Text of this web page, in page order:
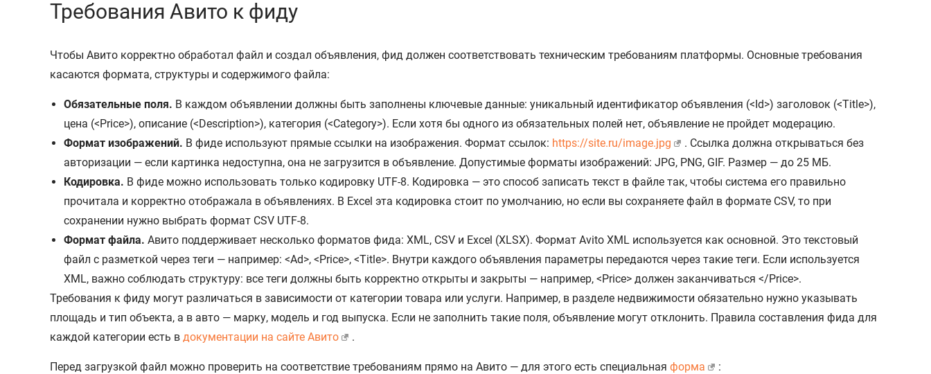
Требования Авито к фиду
Чтобы Авито корректно обработал файл и создал объявления, фид должен соответствовать техническим требованиям платформы. Основные требования
касаются формата, структуры и содержимого файла:
Обязательные поля. В каждом объявлении должны быть заполнены ключевые данные: уникальный идентификатор объявления (<Id>) заголовок (<Title>),
цена (<Price>), описание (<Description>), категория (<Category>). Если хотя бы одного из обязательных полей нет, объявление не пройдет модерацию.
Формат изображений. В фиде используют прямые ссылки на изображения. Формат ссылок: https://site.ru/image.jpg
. Ссылка должна открываться без
авторизации — если картинка недоступна, она не загрузится в объявление. Допустимые форматы изображений: JPG, PNG, GIF. Размер — до 25 МБ.
Кодировка. В фиде можно использовать только кодировку UTF-8. Кодировка — это способ записать текст в файле так, чтобы система его правильно
прочитала и корректно отображала в объявлениях. В Excel эта кодировка стоит по умолчанию, но если вы сохраняете файл в формате CSV, то при
сохранении нужно выбрать формат CSV UTF-8.
Формат файла. Авито поддерживает несколько форматов фида: XML, CSV и Excel (XLSX). Формат Avito XML используется как основной. Это текстовый
файл с разметкой через теги — например: <Ad>, <Price>, <Title>. Внутри каждого объявления параметры передаются через такие теги. Если используется
XML, важно соблюдать структуру: все теги должны быть корректно открыты и закрыты — например, <Price> должен заканчиваться </Price>.
Требования к фиду могут различаться в зависимости от категории товара или услуги. Например, в разделе недвижимости обязательно нужно указывать
площадь и тип объекта, а в авто — марку, модель и год выпуска. Если не заполнить такие поля, объявление могут отклонить. Правила составления фида для
каждой категории есть в документации на сайте Авито .
Перед загрузкой файл можно проверить на соответствие требованиям прямо на Авито — для этого есть специальная форма :